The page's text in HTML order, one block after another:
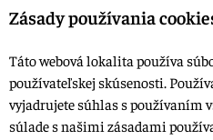
Eurofondy 2022/2023
Kontakt
© 2015-2026, LIANA GOLIAŠ s.r.o.
Zásady používania
Táto webová lokalita používa
používateľskej skúsenosti.
vyjadrujete súhlas s používaním
súlade s našimi zásadami